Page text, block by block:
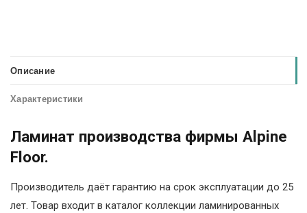
Описание
Характеристики
Ламинат производства фирмы Alpine
Floor.
Производитель даёт гарантию на срок эксплуатации до 25
лет. Товар входит в каталог коллекции ламинированных